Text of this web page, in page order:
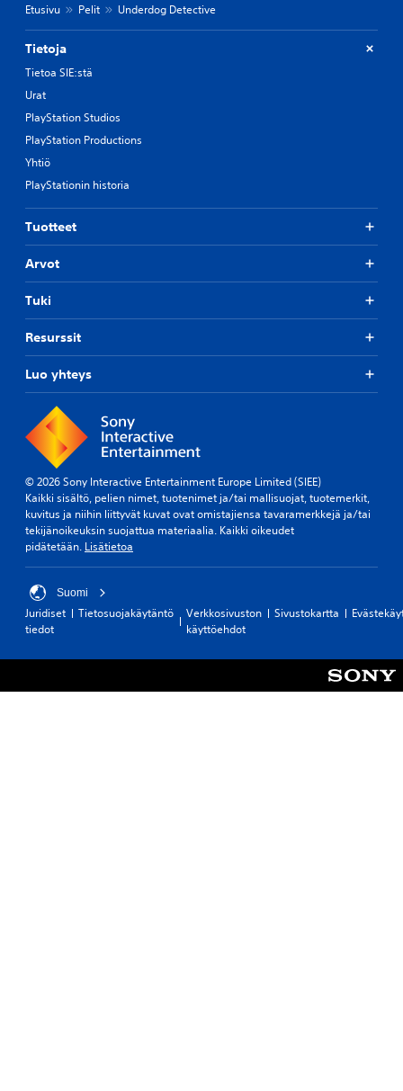
Etusivu Pelit Underdog Detective
Tietoja
Tietoa SIE:stä
Urat
PlayStation Studios
PlayStation Productions
Yhtiö
PlayStationin historia
Tuotteet
Arvot
Tuki
Resurssit
Luo yhteys
© 2026 Sony Interactive Entertainment Europe Limited (SIEE)
Kaikki sisältö, pelien nimet, tuotenimet ja/tai mallisuojat, tuotemerkit,
kuvitus ja niihin liittyvät kuvat ovat omistajiensa tavaramerkkejä ja/tai
tekijänoikeuksin suojattua materiaalia. Kaikki oikeudet
pidätetään. Lisätietoa
Suomi
Juridiset
tiedot
Tietosuojakäytäntö
Verkkosivuston
käyttöehdot
Sivustokartta